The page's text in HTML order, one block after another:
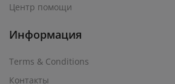
Центр помощи
Информация
Terms & Conditions
Контакты